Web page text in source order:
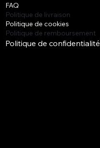
FAQ
Politique de livraison
Politique de cookies
Politique de remboursement
Politique de confidentialité